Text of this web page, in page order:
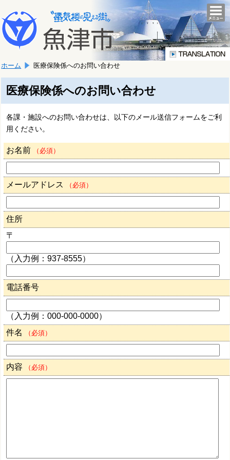
文
へ
移
ま
す。
こ
か
文
で
す。
ホーム 医療保険係へのお問い合わせ
医療保険係へのお問い合わせ
各課・施設へのお問い合わせは、以下のメール送信フォームをご利
用ください。
お名前 （必須）
メールアドレス （必須）
住所
〒
（入力例：937-8555）
電話番号
（入力例：000-000-0000）
件名
（必須）
内容 （必須）